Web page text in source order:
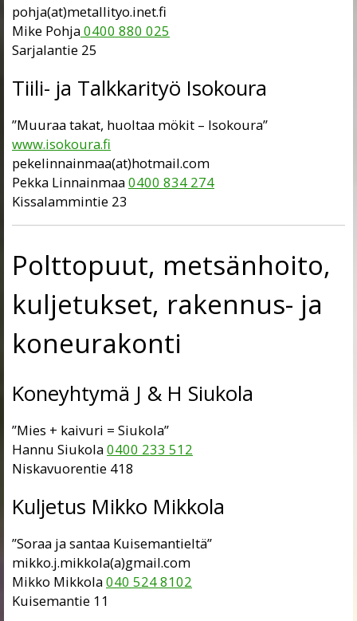
pohja(at)metallityo.inet.fi
Mike Pohja0400 880 025
Sarjalantie 25
Tiili- ja Talkkarityö Isokoura
”Muuraa takat, huoltaa mökit – Isokoura”
www.isokoura.fi
pekelinnainmaa(at)hotmail.com
Pekka Linnainmaa0400 834 274
Kissalammintie 23
Polttopuut, metsänhoito,
kuljetukset, rakennus- ja
koneurakonti
Koneyhtymä J & H Siukola
”Mies + kaivuri = Siukola”
Hannu Siukola0400 233 512
Niskavuorentie 418
Kuljetus Mikko Mikkola
”Soraa ja santaa Kuisemantieltä”
mikko.j.mikkola(a)gmail.com
Mikko Mikkola040 524 8102
Kuisemantie 11